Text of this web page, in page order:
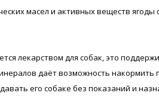
масел и активных веществ
лекарством для собак, это
даёт возможность накормить
его собаке без показаний и